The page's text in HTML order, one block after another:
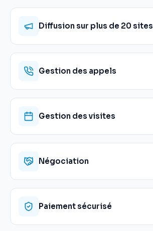
Diffusion sur plus de 20 sites
Gestion des appels
Gestion des visites
Négociation
Paiement sécurisé